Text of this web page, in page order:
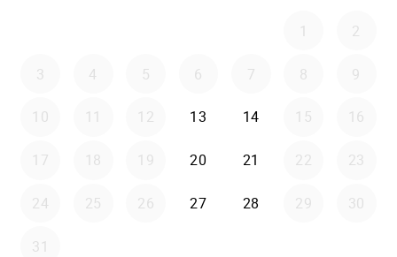
1 2
3 4 5 6 7 8 9
10 11 12 13 14 15 16
17 18 19 20 21 22 23
24 25 26 27 28 29 30
31